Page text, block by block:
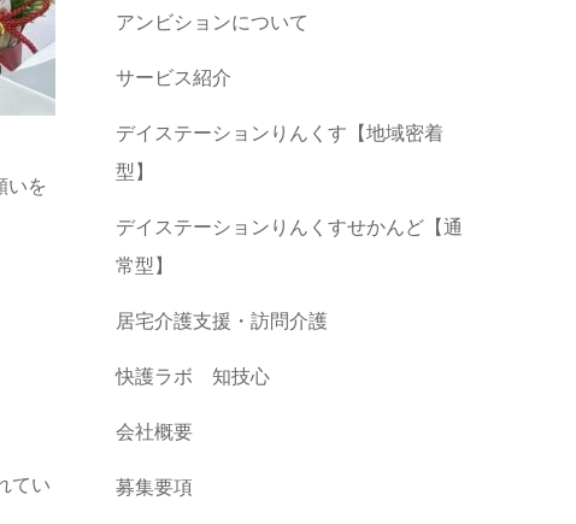
いを
てい
アンビションについて
サービス紹介
デイステーションりんくす【地域密着
型】
デイステーションりんくすせかんど【通
常型】
居宅介護支援・訪問介護
快護ラボ 知技心
会社概要
募集要項